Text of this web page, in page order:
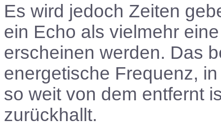
Es wird jedoch Zeiten
ein Echo als vielmehr
erscheinen werden. Das
energetische Frequenz,
so weit von dem entfernt
zurückhallt.